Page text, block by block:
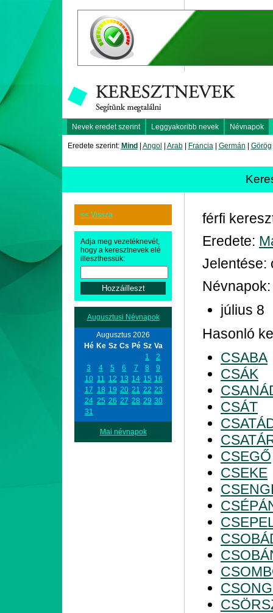
Nevek eredet szerint Leggyakoribb nevek Névnapok
Eredete szerint: Mind Angol Arab| Francia| Germán Görög
<< Vissza
Adja meg vezetéknevét,
hogy a keresztnevek elé
illeszthessük:
Augusztusi Névnapok
Augusztus 2026
Hé Ke Sz Cs Pé Sz Va
1
2
3
4 5 6 7 8
9
10 11 12 13 14 15 16
17 18 19 20 21 22 23
24 25 26 27 28 29 30
31
Mai névnapok
férfi
Eredete:
Jelentése:
Névnapok:
július 8
Hasonló
CSABA
CSÁK
CSÁT
CSEGŐ
CSEKE